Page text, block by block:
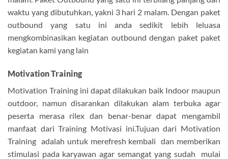
waktu yang dibutuhkan, yakni 3 hari 2 malam. Dengan paket
outbound yang satu ini anda sedikit lebih leluasa
mengkombinasikan kegiatan outbound dengan paket paket
kegiatan kami yang lain
Motivation Training
Motivation Training ini dapat dilakukan baik Indoor maupun
outdoor, namun disarankan dilakukan alam terbuka agar
peserta merasa rilex dan benar-benar dapat mengambil
manfaat dari Training Motivasi ini.Tujuan dari Motivation
Training adalah untuk merefresh kembali dan memberikan
stimulasi pada karyawan agar semangat yang sudah mulai